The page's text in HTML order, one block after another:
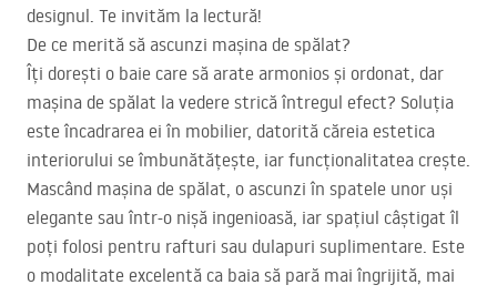
designul. Te invităm la lectură!
De ce merită să ascunzi mașina de spălat?
Îți dorești o baie care să arate armonios și ordonat, dar
mașina de spălat la vedere strică întregul efect? Soluția
este încadrarea ei în mobilier, datorită căreia estetica
interiorului se îmbunătățește, iar funcționalitatea crește.
Mascând mașina de spălat, o ascunzi în spatele unor uși
elegante sau într-o nișă ingenioasă, iar spațiul câștigat îl
poți folosi pentru rafturi sau dulapuri suplimentare. Este
o modalitate excelentă ca baia să pară mai îngrijită, mai